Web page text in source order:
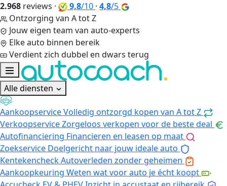
2.968 reviews · 9,8/10 · 4,8/5
Ontzorging van A tot Z
Jouw eigen team van auto-experts
Elke auto binnen bereik
Verdient zich dubbel en dwars terug
Alle diensten
AankoopserviceVolledig ontzorgd kopen van A tot Z
VerkoopserviceZorgeloos verkopen voor de beste deal
Autofinanciering Financieren en leasen op maat
Zoekservice Doelgericht naar jouw ideale auto
KentekencheckAutoverleden zonder geheimen
Aankoopkeuring Weten wat voor auto je écht koopt